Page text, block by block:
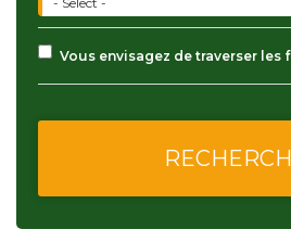
Vous envisagez de traverser les